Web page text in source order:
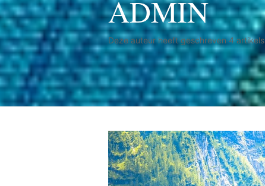
ADMIN
Deze auteur heeft geschreven 4 artikels